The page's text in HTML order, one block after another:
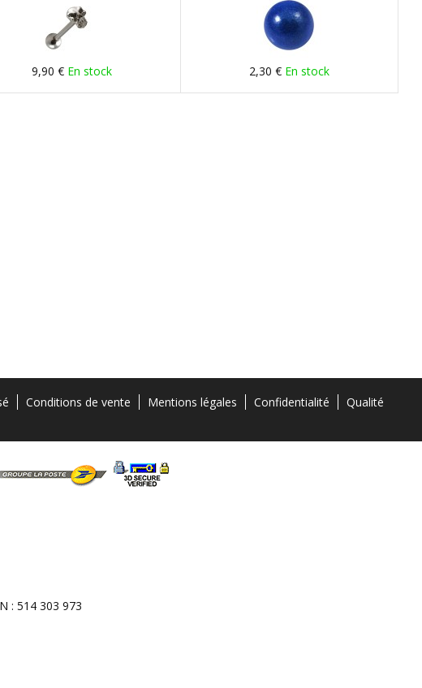
9,90 € En stock 2,30 € En stock
Conditions de vente Mentions légales Confidentialité
Qualité
: 514 303 973